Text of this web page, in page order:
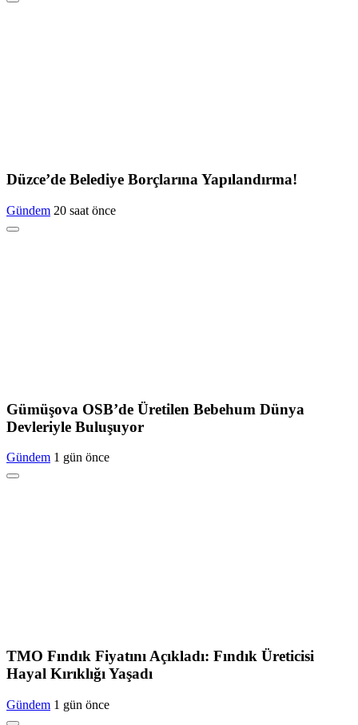
Düzce’de Belediye Borçlarına Yapılandırma!
Gündem 20 saat önce
Gümüşova OSB’de Üretilen Bebehum Dünya
Devleriyle Buluşuyor
Gündem 1 gün önce
TMO Fındık Fiyatını Açıkladı: Fındık Üreticisi
Hayal Kırıklığı Yaşadı
Gündem 1 gün önce